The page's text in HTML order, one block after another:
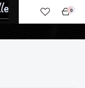
panier
0